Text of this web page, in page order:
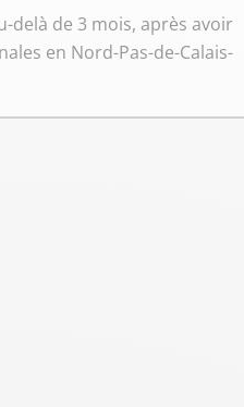
delà de 3 mois, après avoir
en Nord-Pas-de-Calais-